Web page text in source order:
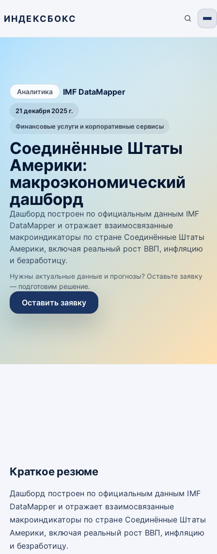
ИНДЕКСБОКС
Аналитика IMF DataMapper
21 декабря 2025 г.
Финансовые услуги и корпоративные сервисы
Соединённые Штаты
Америки:
макроэкономический
дашборд
Дашборд построен по официальным данным IMF
DataMapper и отражает взаимосвязанные
макроиндикаторы по стране Соединённые Штаты
Америки, включая реальный рост ВВП, инфляцию
и безработицу.
Нужны актуальные данные и прогнозы? Оставьте заявку
— подготовим решение.
Оставить заявку
Краткое резюме
Дашборд построен по официальным данным IMF
DataMapper и отражает взаимосвязанные
макроиндикаторы по стране Соединённые Штаты
Америки, включая реальный рост ВВП, инфляцию
и безработицу.